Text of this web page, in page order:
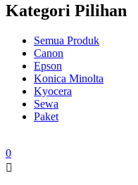
Kategori Pilihan
Semua Produk
Canon
Epson
Konica Minolta
Kyocera
Sewa
Paket
0